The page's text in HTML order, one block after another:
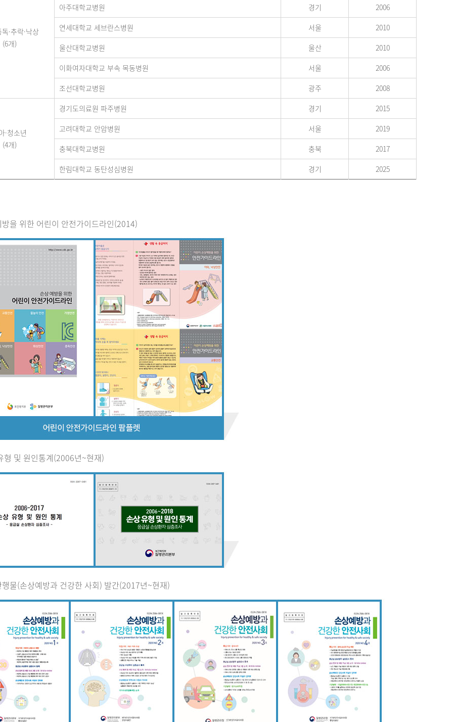
·추락·낙상
(6개)
아주대학교병원
경기
2006
연세대학교 세브란스병원
서울
2010
울산대학교병원
울산
2010
이화여자대학교 부속 목동병원
서울
2006
조선대학교병원
광주 2008
·청소년
(4개)
경기도의료원 파주병원 경기
2015
고려대학교 안암병원
서울
2019
충북대학교병원
충북
2017
한림대학교 동탄성심병원
경기 2025
을 위한 어린이 안전가이드라인(2014)
형 및 원인통계(2006년~현재)
물(손상예방과 건강한 사회) 발간(2017년~현재)